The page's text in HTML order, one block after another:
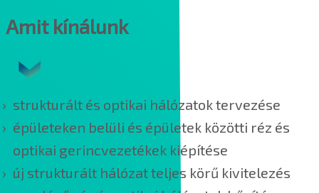
Amit kínálunk
strukturált és optikai hálózatok tervezése
épületeken belüli és épületek közötti réz és
optikai gerincvezetékek kiépítése
új strukturált hálózat teljes körű kivitelezés